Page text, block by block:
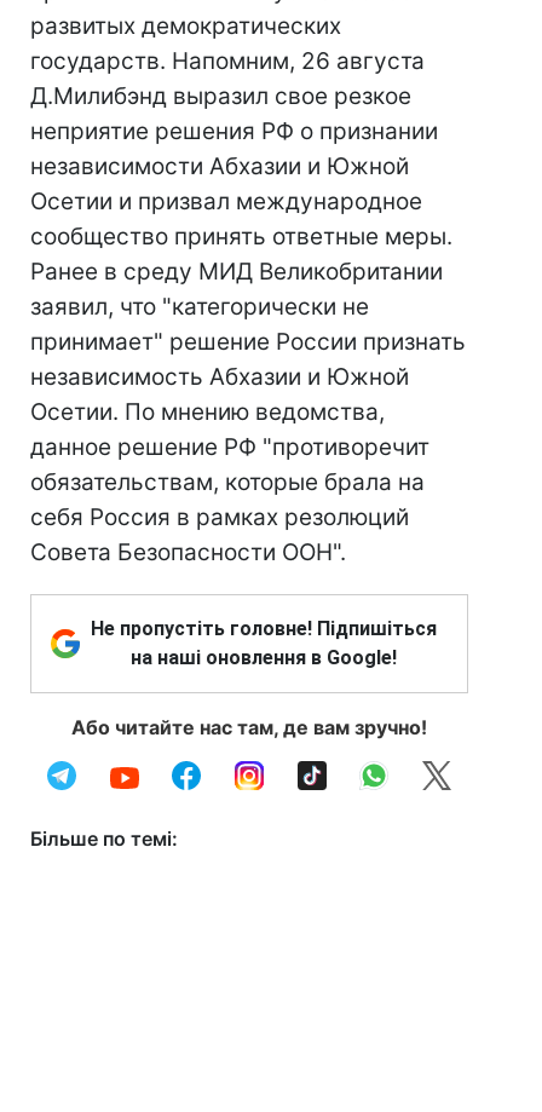
развитых демократических
государств. Напомним, 26 августа
Д.Милибэнд выразил свое резкое
неприятие решения РФ о признании
независимости Абхазии и Южной
Осетии и призвал международное
сообщество принять ответные меры.
Ранее в среду МИД Великобритании
заявил, что "категорически не
принимает" решение России признать
независимость Абхазии и Южной
Осетии. По мнению ведомства,
данное решение РФ "противоречит
обязательствам, которые брала на
себя Россия в рамках резолюций
Совета Безопасности ООН".
Не пропустіть головне! Підпишіться
на наші оновлення в Google!
Або читайте нас там, де вам зручно!
Більше по темі: